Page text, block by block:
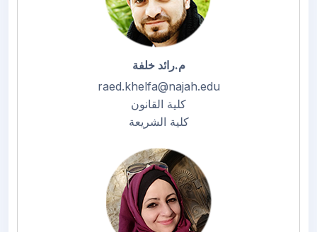
م.رائد خلفة
raed.khelfa@najah.edu
كلية القانون
كلية الشريعة